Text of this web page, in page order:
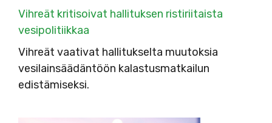
Vihreät kritisoivat hallituksen ristiriitaista
vesipolitiikkaa
Vihreät vaativat hallitukselta muutoksia
vesilainsäädäntöön kalastusmatkailun
edistämiseksi.